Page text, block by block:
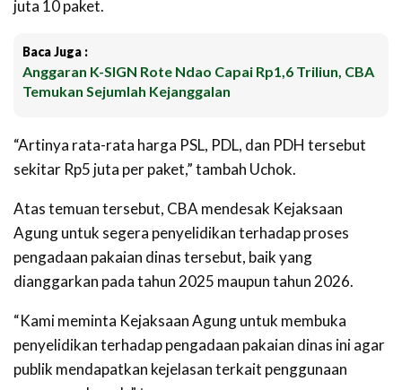
juta 10 paket.
Baca Juga :
Anggaran K-SIGN Rote Ndao Capai Rp1,6 Triliun, CBA
Temukan Sejumlah Kejanggalan
“Artinya rata-rata harga PSL, PDL, dan PDH tersebut
sekitar Rp5 juta per paket,” tambah Uchok.
Atas temuan tersebut, CBA mendesak Kejaksaan
Agung untuk segera penyelidikan terhadap proses
pengadaan pakaian dinas tersebut, baik yang
dianggarkan pada tahun 2025 maupun tahun 2026.
“Kami meminta Kejaksaan Agung untuk membuka
penyelidikan terhadap pengadaan pakaian dinas ini agar
publik mendapatkan kejelasan terkait penggunaan